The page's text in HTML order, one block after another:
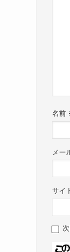
名前
メー
サイ